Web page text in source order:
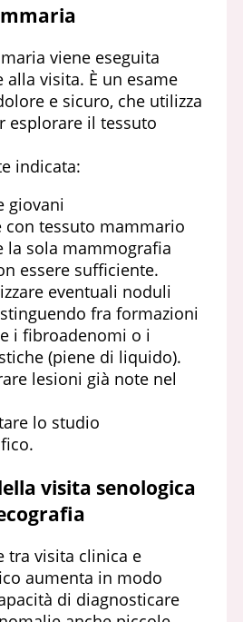
viene eseguita
visita. È un esame
e sicuro, che utilizza
esplorare il tessuto
indicata:
giovani
con tessuto mammario
la sola mammografia
essere sufficiente.
eventuali noduli
fra formazioni
i fibroadenomi o i
(piene di liquido).
lesioni già note nel
lo studio
visita senologica
tra visita clinica e
aumenta in modo
di diagnosticare